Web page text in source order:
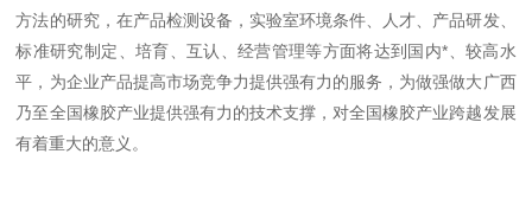
方法的研究，在产品检测设备，实验室环境条件、人才、产品研发、
标准研究制定、培育、互认、经营管理等方面将达到国内*、较高水
平，为企业产品提高市场竞争力提供强有力的服务，为做强做大广西
乃至全国橡胶产业提供强有力的技术支撑，对全国橡胶产业跨越发展
有着重大的意义。